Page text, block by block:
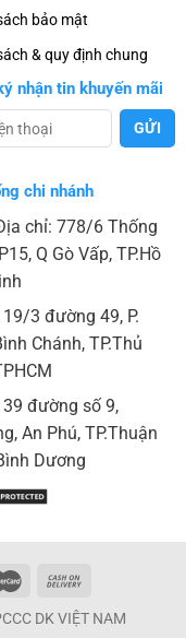
bảo mật
& quy định chung
nhận tin khuyến mãi
chi nhánh
chỉ: 778/6 Thống
Q Gò Vấp, TP.Hồ
19/3 đường 49, P.
Chánh, TP.Thủ
39 đường số 9,
An Phú, TP.Thuận
Dương
DK VIỆT NAM